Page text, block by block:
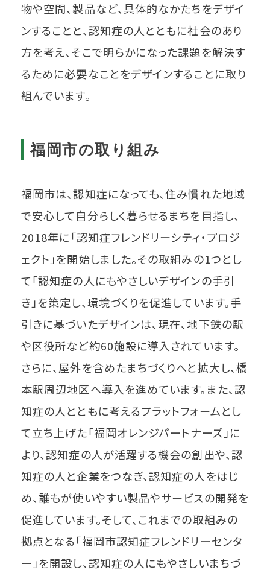
物や空間、製品など、具体的なかたちをデザイ
ンすることと、認知症の人とともに社会のあり
方を考え、そこで明らかになった課題を解決す
るために必要なことをデザインすることに取り
組んでいます。
福岡市の取り組み
福岡市は、認知症になっても、住み慣れた地域
で安心して自分らしく暮らせるまちを目指し、
2018年に「認知症フレンドリーシティ・プロジ
ェクト」を開始しました。その取組みの1つとし
て「認知症の人にもやさしいデザインの手引
き」を策定し、環境づくりを促進しています。手
引きに基づいたデザインは、現在、地下鉄の駅
や区役所など約60施設に導入されています。
さらに、屋外を含めたまちづくりへと拡大し、橋
本駅周辺地区へ導入を進めています。また、認
知症の人とともに考えるプラットフォームとし
て立ち上げた「福岡オレンジパートナーズ」に
より、認知症の人が活躍する機会の創出や、認
知症の人と企業をつなぎ、認知症の人をはじ
め、誰もが使いやすい製品やサービスの開発を
促進しています。そして、これまでの取組みの
拠点となる「福岡市認知症フレンドリーセンタ
ー」を開設し、認知症の人にもやさしいまちづ